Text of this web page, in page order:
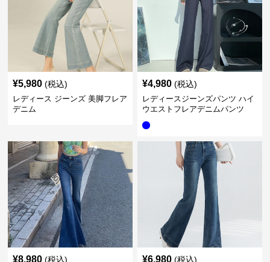
¥5,980 (税込)
レディース ジーンズ 美脚フレア
デニム
¥4,980 (税込)
レディースジーンズパンツ ハイ
ウエストフレアデニムパンツ
¥8,980 (税込) ¥6,980 (税込)